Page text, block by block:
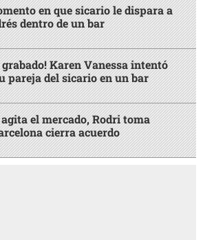
en que sicario le dispara a
dentro de un bar
grabado! Karen Vanessa intentó
pareja del sicario en un bar
el mercado, Rodri toma
cierra acuerdo